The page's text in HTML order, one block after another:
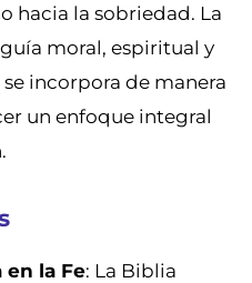
hacia la sobriedad. La
moral, espiritual y
incorpora de manera
un enfoque integral
en la Fe: La Biblia